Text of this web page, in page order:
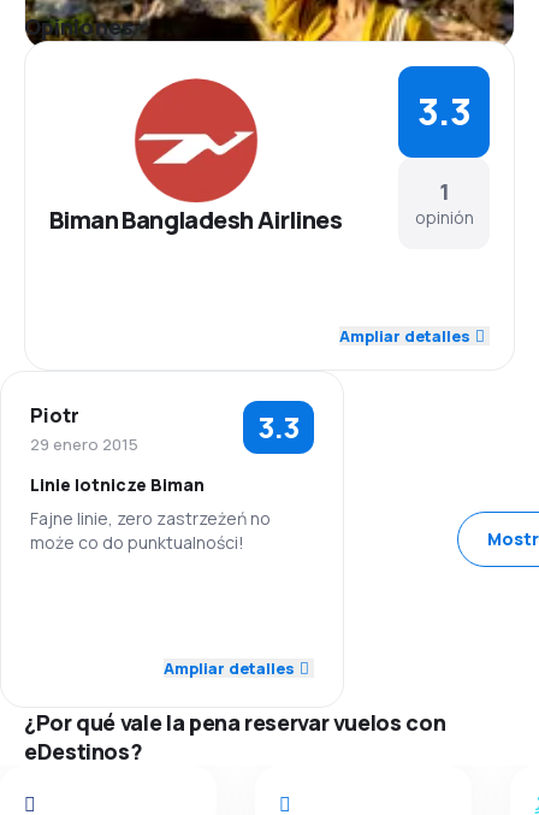
Opiniones
Biman Bangladesh Airlines
1
opinión
3.3
Red de conexiones
Precio del billete
Comodidad de viaje 4.0
Ampliar detalles
Piotr
29 enero 2015 3.3
Linie lotnicze Biman
Fajne linie, zero zastrzeżeń no
może co do punktualności!
1.0
Red de conexiones 3.0
Ampliar detalles
¿Por qué vale la pena reservar vuelos con
eDestinos?